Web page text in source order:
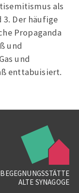
als
3. Der häufige
Propaganda
und
und
enttabuisiert.
BEGEGNUNGSSTÄTTE
ALTE SYNAGOGE